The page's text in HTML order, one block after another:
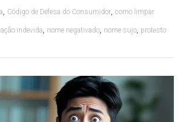
, Código de Defesa do Consumidor, como limpar
indevida, nome negativado, nome sujo, protesto